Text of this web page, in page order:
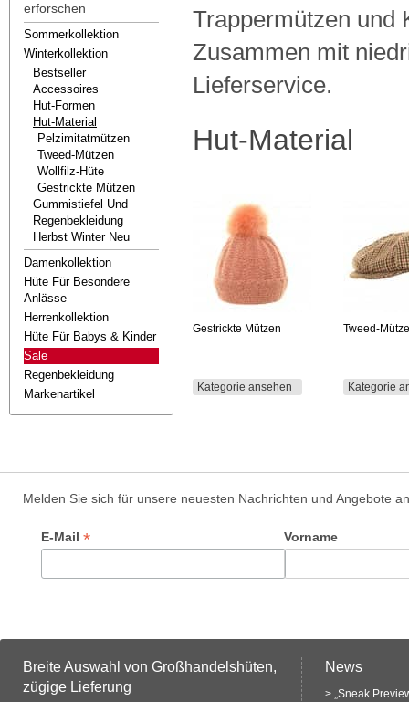
erforschen
Sommerkollektion
Winterkollektion
Bestseller
Accessoires
Hut-Formen
Hut-Material
Pelzimitatmützen
Tweed-Mützen
Wollfilz-Hüte
Gestrickte Mützen
Gummistiefel Und
Regenbekleidung
Herbst Winter Neu
Damenkollektion
Hüte Für Besondere
Anlässe
Herrenkollektion
Hüte Für Babys & Kinder
Sale
Regenbekleidung
Markenartikel
Trappermützen und
Zusammen mit
Lieferservice.
Hut-Material
Gestrickte Mützen
Kategorie ansehen
Tweed-
Kategorie
Melden Sie sich für unsere neuesten Nachrichten und Angebote an
E-Mail * Vorname
Breite Auswahl von Großhandelshüten,
zügige Lieferung
News
> „Sneak